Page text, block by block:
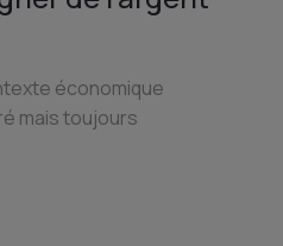
économique
mais toujours